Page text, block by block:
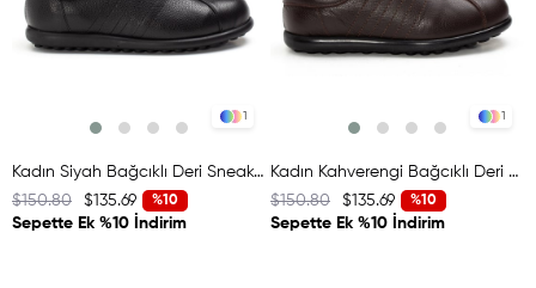
1
Kadın Siyah Bağcıklı Deri Sneaker
%10
$135.69
$150.80
Sepette Ek %10 İndirim
1
Kadın Kahverengi Bağcıklı Deri Sneaker
%10
$135.69
$150.80
Sepette Ek %10 İndirim